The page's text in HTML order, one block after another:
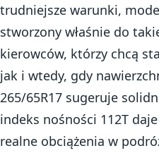
trudniejsze warunki,
stworzony właśnie do
kierowców, którzy chcą
jak i wtedy, gdy
265/65R17 sugeruje
indeks nośności 112T
realne obciążenia w